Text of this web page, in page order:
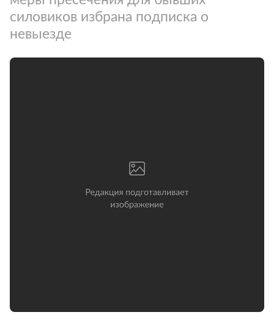
силовиков избрана подписка о
невыезде